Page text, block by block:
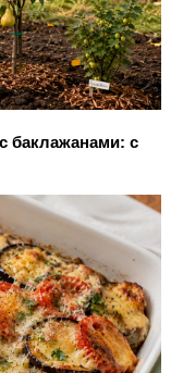
баклажанами: с